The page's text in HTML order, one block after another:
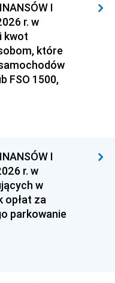
I
r. w
kwot
które
FSO 1500,
I
r. w
w
opłat za
parkowanie